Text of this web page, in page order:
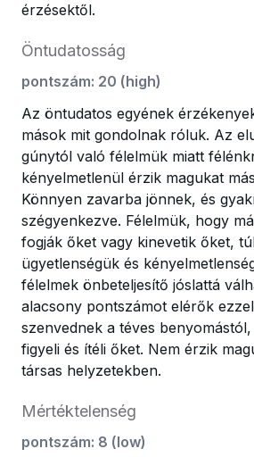
érzésektől.
Öntudatosság
pontszám: 20 (high)
Az öntudatos egyének
mások mit gondolnak róluk. Az
gúnytól való félelmük miatt
kényelmetlenül érzik magukat
Könnyen zavarba jönnek, és
szégyenkezve. Félelmük, hogy
fogják őket vagy kinevetik őket,
ügyetlenségük és
félelmek önbeteljesítő jóslattá
alacsony pontszámot elérők
szenvednek a téves
figyeli és ítéli őket. Nem érzik
társas helyzetekben.
Mértéktelenség
pontszám: 8 (low)